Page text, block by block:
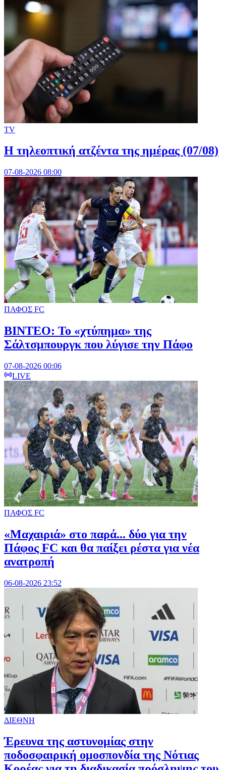
TV
Η τηλεοπτική ατζέντα της ημέρας (07/08)
07-08-2026 08:00
ΠΑΦΟΣ FC
ΒΙΝΤΕΟ: Το «χτύπημα» της
Σάλτσμπουργκ που λύγισε την Πάφο
07-08-2026 00:06
LIVE
ΠΑΦΟΣ FC
«Μαχαιριά» στο παρά... δύο για την
Πάφος FC και θα παίξει ρέστα για νέα
ανατροπή
06-08-2026 23:52
ΔΙΕΘΝΗ
Έρευνα της αστυνομίας στην
ποδοσφαιρική ομοσπονδία της Νότιας